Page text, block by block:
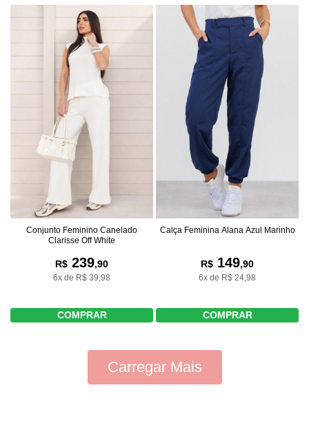
Conjunto Feminino Canelado
Clarisse Off White
R$ 239,90
6x de R$ 39,98
COMPRAR
Calça Feminina Alana Azul Marinho
R$ 149,90
6x de R$ 24,98
COMPRAR
Carregar Mais